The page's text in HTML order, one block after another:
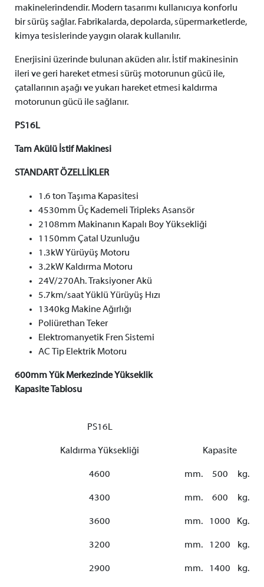
makinelerindendir. Modern tasarımı kullanıcıya konforlu
bir sürüş sağlar. Fabrikalarda, depolarda, süpermarketlerde,
kimya tesislerinde yaygın olarak kullanılır.
Enerjisini üzerinde bulunan aküden alır. İstif makinesinin
ileri ve geri hareket etmesi sürüş motorunun gücü ile,
çatallarının aşağı ve yukarı hareket etmesi kaldırma
motorunun gücü ile sağlanır.
PS16L
Tam Akülü İstif Makinesi
STANDART ÖZELLİKLER
1.6 ton Taşıma Kapasitesi
4530mm Üç Kademeli Tripleks Asansör
2108mm Makinanın Kapalı Boy Yüksekliği
1150mm Çatal Uzunluğu
1.3kW Yürüyüş Motoru
3.2kW Kaldırma Motoru
24V/270Ah. Traksiyoner Akü
5.7km/saat Yüklü Yürüyüş Hızı
1340kg Makine Ağırlığı
Poliürethan Teker
Elektromanyetik Fren Sistemi
AC Tip Elektrik Motoru
600mm Yük Merkezinde Yükseklik
Kapasite Tablosu
PS16L
Kaldırma Yüksekliği Kapasite
4600 mm. 500 kg.
4300 mm. 600 kg.
3600 mm. 1000 Kg.
3200 mm. 1200 kg.
2900 mm. 1400 kg.